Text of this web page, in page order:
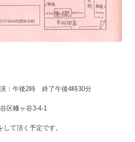
：午後2時 終了午後4時30分
区幡ヶ谷3-4-1
て頂く予定です。